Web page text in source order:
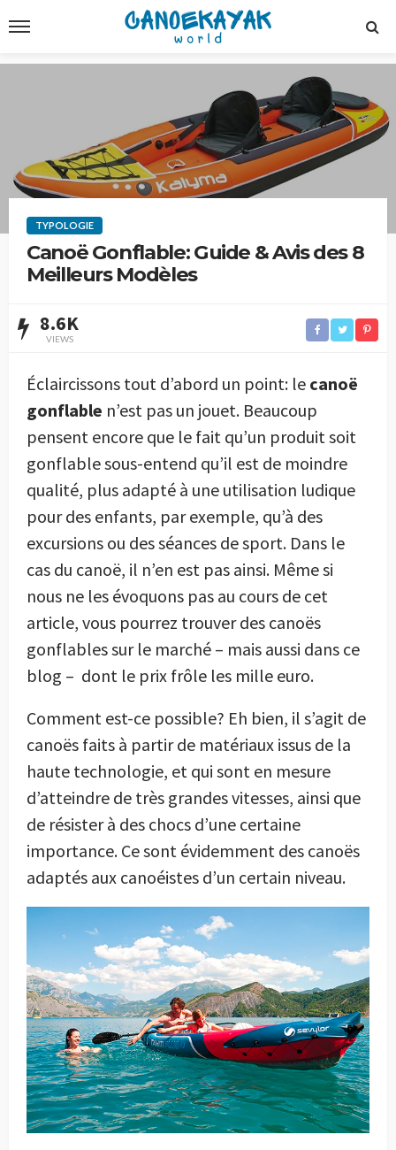
TYPOLOGIE
Canoë Gonflable: Guide & Avis des 8
Meilleurs Modèles
8.6K
VIEWS
Éclaircissons tout d’abord un point: le canoë
gonflable n’est pas un jouet. Beaucoup
pensent encore que le fait qu’un produit soit
gonflable sous-entend qu’il est de moindre
qualité, plus adapté à une utilisation ludique
pour des enfants, par exemple, qu’à des
excursions ou des séances de sport. Dans le
cas du canoë, il n’en est pas ainsi. Même si
nous ne les évoquons pas au cours de cet
article, vous pourrez trouver des canoës
gonflables sur le marché – mais aussi dans ce
blog – dont le prix frôle les mille euro.
Comment est-ce possible? Eh bien, il s’agit de
canoës faits à partir de matériaux issus de la
haute technologie, et qui sont en mesure
d’atteindre de très grandes vitesses, ainsi que
de résister à des chocs d’une certaine
importance. Ce sont évidemment des canoës
adaptés aux canoéistes d’un certain niveau.